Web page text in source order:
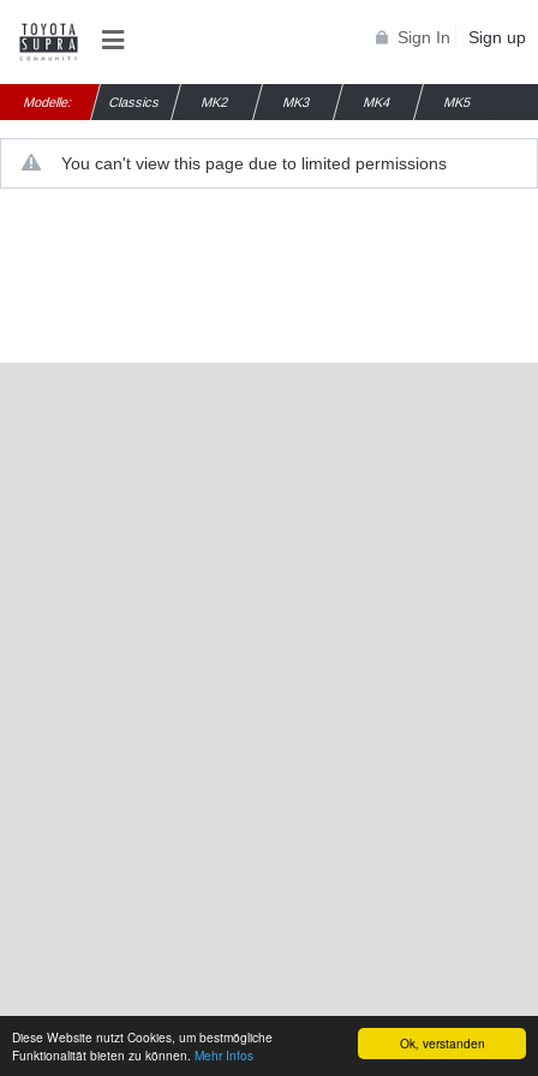
Ok, verstanden
Diese Website nutzt Cookies, um bestmögliche
Funktionalität bieten zu können. Mehr Infos
Sign In Sign up
Modelle: Classics MK2 MK3 MK4 MK5
You can't view this page due to limited permissions